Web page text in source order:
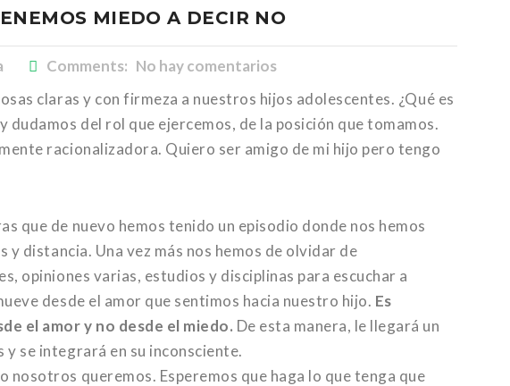
MIEDO A DECIR NO
Comments: No hay comentarios
claras y con firmeza a nuestros hijos adolescentes. ¿Qué es
dudamos del rol que ejercemos, de la posición que tomamos.
racionalizadora. Quiero ser amigo de mi hijo pero tengo
que de nuevo hemos tenido un episodio donde nos hemos
distancia. Una vez más nos hemos de olvidar de
opiniones varias, estudios y disciplinas para escuchar a
desde el amor que sentimos hacia nuestro hijo. Es
el amor y no desde el miedo. De esta manera, le llegará un
y se integrará en su inconsciente.
nosotros queremos. Esperemos que haga lo que tenga que